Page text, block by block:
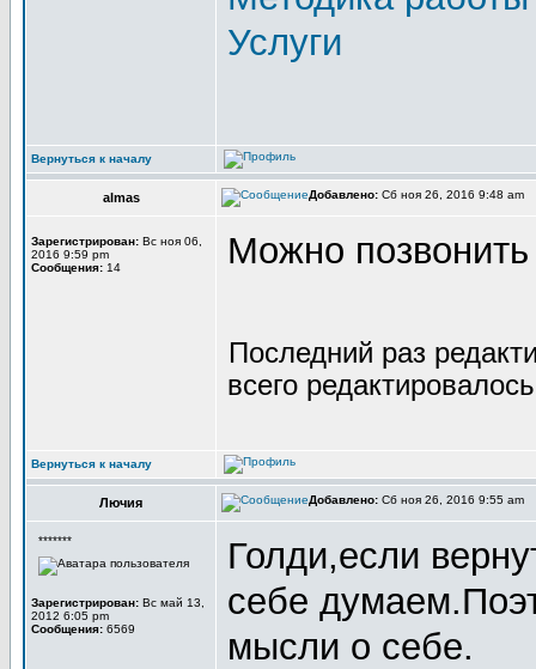
Услуги
Вернуться к началу
almas Добавлено: Сб ноя 26, 2016 9:48 am
Зарегистрирован: Вс ноя 06,
2016 9:59 pm
Сообщения: 14 Можно
Последний раз
всего
Вернуться к началу
Лючия Добавлено: Сб ноя 26, 2016 9:55 am
*******
Зарегистрирован: Вс май 13,
2012 6:05 pm
Сообщения: 6569
Голди,если
себе
мысли о себе.